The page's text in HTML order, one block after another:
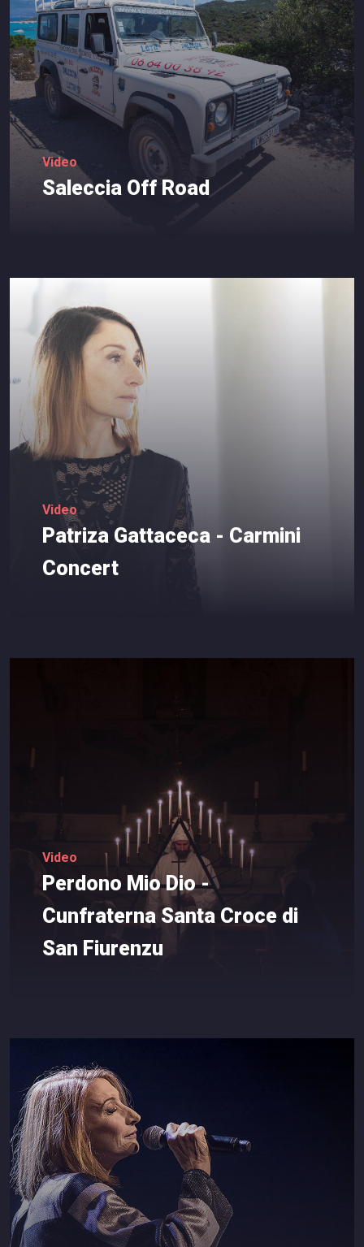
Video
Saleccia Off Road
Video
Patriza Gattaceca - Carmini
Concert
Video
Perdono Mio Dio -
Cunfraterna Santa Croce di
San Fiurenzu